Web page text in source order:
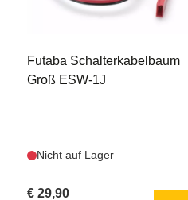
Futaba Schalterkabelbaum
Groß ESW-1J
Nicht auf Lager
€ 29,90